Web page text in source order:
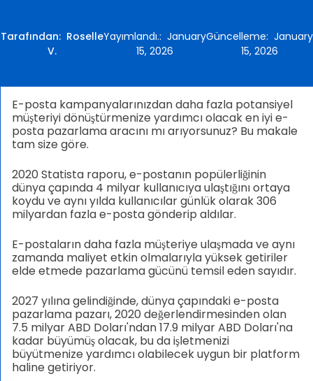
Tarafından: Roselle
V.
Yayımlandı.: January
15, 2026
Güncelleme: January
15, 2026
E-posta kampanyalarınızdan daha fazla potansiyel
müşteriyi dönüştürmenize yardımcı olacak en iyi e-
posta pazarlama aracını mı arıyorsunuz? Bu makale
tam size göre.
2020 Statista raporu, e-postanın popülerliğinin
dünya çapında 4 milyar kullanıcıya ulaştığını ortaya
koydu ve aynı yılda kullanıcılar günlük olarak 306
milyardan fazla e-posta gönderip aldılar.
E-postaların daha fazla müşteriye ulaşmada ve aynı
zamanda maliyet etkin olmalarıyla yüksek getiriler
elde etmede pazarlama gücünü temsil eden sayıdır.
2027 yılına gelindiğinde, dünya çapındaki e-posta
pazarlama pazarı, 2020 değerlendirmesinden olan
7.5 milyar ABD Doları'ndan 17.9 milyar ABD Doları'na
kadar büyümüş olacak, bu da işletmenizi
büyütmenize yardımcı olabilecek uygun bir platform
haline getiriyor.